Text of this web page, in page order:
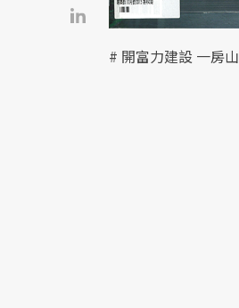
# 開富力建設 一房山